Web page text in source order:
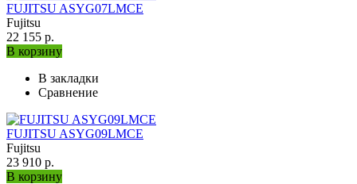
FUJITSU ASYG07LMCE
Fujitsu
22 155 р.
В корзину
В закладки
Сравнение
FUJITSU ASYG09LMCE
Fujitsu
23 910 р.
В корзину